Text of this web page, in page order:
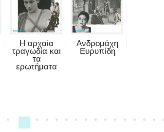
Η αρχαία
τραγωδία και
τα
ερωτήματα
Ανδρομάχη
Ευρυπίδη